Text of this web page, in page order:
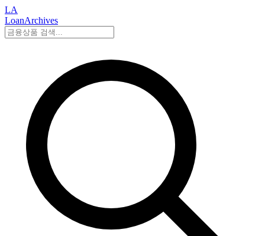
LA
LoanArchives